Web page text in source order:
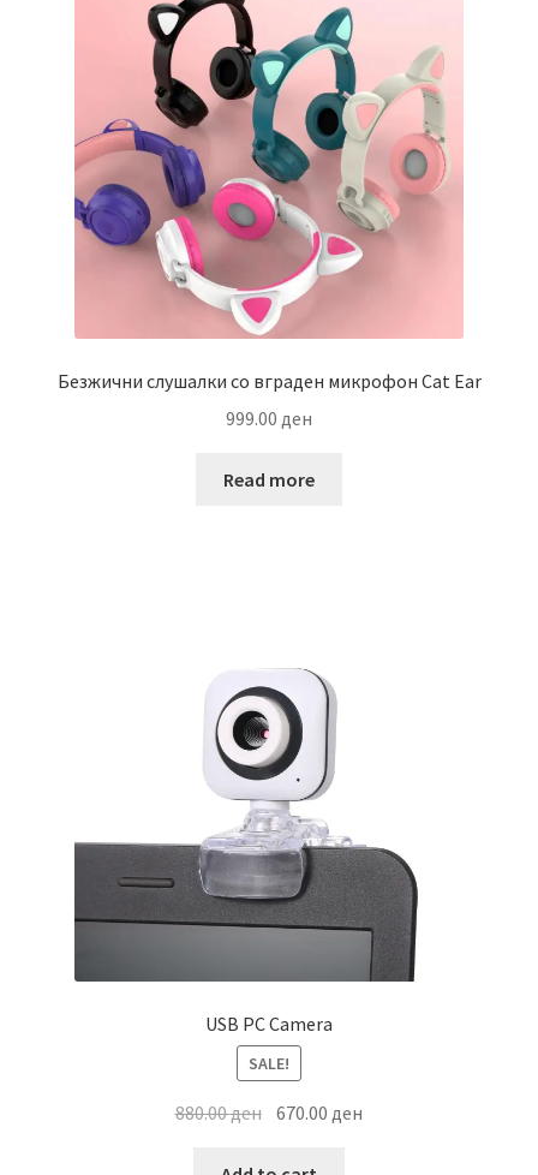
Безжични слушалки со вграден микрофон Cat Ear
999.00 ден
Read more
USB PC Camera
SALE!
880.00ден Original
670.00ден